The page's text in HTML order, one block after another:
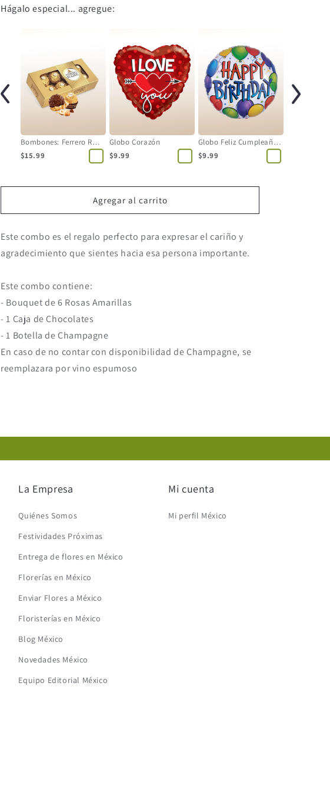
Hágalo especial... agregue:
Bombones: Ferrero Rocher
$15.99
Globo Corazón
$9.99
Globo Feliz Cumpleaños
$9.99
Agregar al carrito
Este combo es el regalo perfecto para expresar el cariño y
agradecimiento que sientes hacia esa persona importante.
Este combo contiene:
- Bouquet de 6 Rosas Amarillas
- 1 Caja de Chocolates
- 1 Botella de Champagne
En caso de no contar con disponibilidad de Champagne, se
reemplazara por vino espumoso
La Empresa
Quiénes Somos
Festividades Próximas
Entrega de flores en México
Florerías en México
Enviar Flores a México
Floristerías en México
Blog México
Novedades México
Equipo Editorial México
Mi cuenta
Mi perfil México